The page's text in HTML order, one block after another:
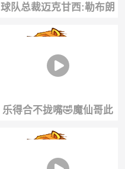
球队总裁迈克甘西:勒布朗
能胜任76人所有角色..
乐得合不拢嘴🤣魔仙哥此
前得到东契奇亲签球衣！
向朋友疯狂炫耀